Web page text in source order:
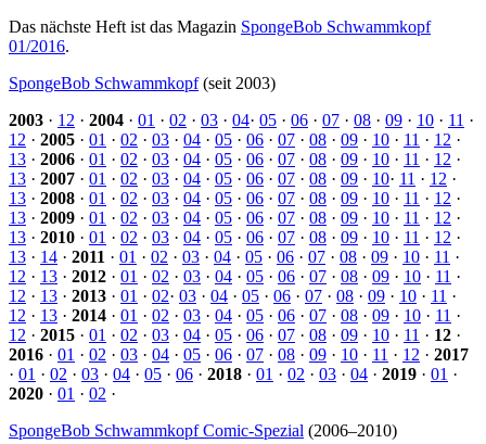
Das nächste Heft ist das Magazin SpongeBob Schwammkopf
01/2016.
SpongeBob Schwammkopf(seit 2003)
2003 · 12 · 2004 · 01 · 02 · 03 · 04· 05 · 06 · 07 · 08 · 09 · 10 · 11 ·
12 · 2005 · 01 · 02 · 03 · 04 · 05 · 06 · 07 · 08 · 09 · 10 · 11 · 12 ·
13 · 2006 · 01 · 02 · 03 · 04 · 05 · 06 · 07 · 08 · 09 · 10 · 11 · 12 ·
13 · 2007 · 01 · 02 · 03 · 04 · 05 · 06 · 07 · 08 · 09 · 10· 11 · 12 ·
13 · 2008 · 01 · 02 · 03 · 04 · 05 · 06 · 07 · 08 · 09 · 10 · 11 · 12 ·
13 · 2009 · 01 · 02 · 03 · 04 · 05 · 06 · 07 · 08 · 09 · 10 · 11 · 12 ·
13 · 2010 · 01 · 02 · 03 · 04 · 05 · 06 · 07 · 08 · 09 · 10 · 11 · 12 ·
13 · 14 · 2011 · 01 · 02 · 03 · 04 · 05 · 06 · 07 · 08 · 09 · 10 · 11 ·
12 · 13 · 2012 · 01 · 02 · 03 · 04 · 05 · 06 · 07 · 08 · 09 · 10 · 11 ·
12 · 13 · 2013 · 01 · 02· 03 · 04 · 05 · 06 · 07 · 08 · 09 · 10 · 11 ·
12 · 13 · 2014 · 01 · 02 · 03 · 04 · 05 · 06 · 07 · 08 · 09 · 10 · 11 ·
12 · 2015 · 01 · 02 · 03 · 04 · 05 · 06 · 07 · 08 · 09 · 10 · 11 · 12 ·
2016 · 01 · 02 · 03 · 04 · 05 · 06 · 07 · 08 · 09 · 10 · 11 · 12 · 2017
· 01 · 02 · 03 · 04 · 05 · 06 · 2018 · 01 · 02 · 03 · 04 · 2019 · 01 ·
2020 · 01 · 02 ·
SpongeBob Schwammkopf Comic-Spezial (2006–2010)